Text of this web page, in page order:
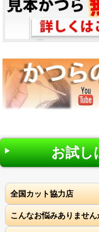
お試し
全国カット協力店
こんなお悩みありませ